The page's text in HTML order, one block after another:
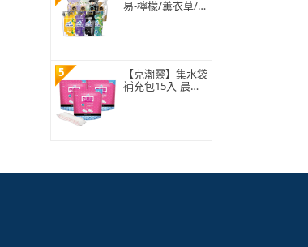
易-檸檬/薰衣草/
選)
5
【克潮靈】集水袋
補充包15入-晨露